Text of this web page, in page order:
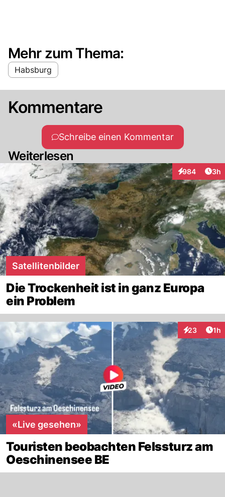
Mehr zum Thema:
Habsburg
Kommentare
Schreibe einen Kommentar
Weiterlesen
984
Interaktionen
3h
Satellitenbilder
Die Trockenheit ist in ganz Europa
ein Problem
23
Interaktionen
1h
«Live gesehen»
Touristen beobachten Felssturz am
Oeschinensee BE